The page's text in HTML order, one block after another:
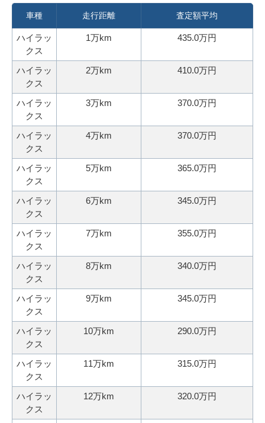
秒
今
す
ぐ
無
料
査
定
申
込
み
で
軽
車種 走行距離 査定額平均
ハイラッ
クス
1万km 435.0万円
ハイラッ
クス
2万km 410.0万円
ハイラッ
クス
3万km 370.0万円
ハイラッ
クス
4万km 370.0万円
ハイラッ
クス
5万km 365.0万円
ハイラッ
クス
6万km 345.0万円
ハイラッ
クス
7万km 355.0万円
ハイラッ
クス
8万km 340.0万円
ハイラッ
クス
9万km 345.0万円
ハイラッ
クス
10万km 290.0万円
ハイラッ
クス
11万km 315.0万円
ハイラッ
クス
12万km 320.0万円